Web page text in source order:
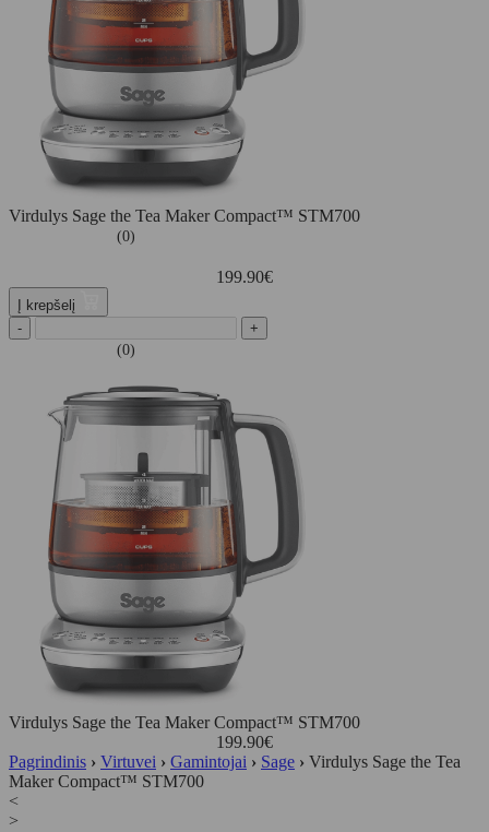
Virdulys Sage the Tea Maker Compact™ STM700
(0)
199.90€
Į krepšelį
-
+
(0)
Virdulys Sage the Tea Maker Compact™ STM700
199.90€
Pagrindinis › Virtuvei › Gamintojai › Sage › Virdulys Sage the Tea
Maker Compact™ STM700
<
>